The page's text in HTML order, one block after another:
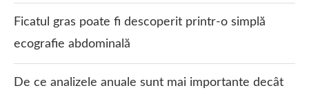
Ficatul gras poate fi descoperit printr-o simplă
ecografie abdominală
De ce analizele anuale sunt mai importante decât